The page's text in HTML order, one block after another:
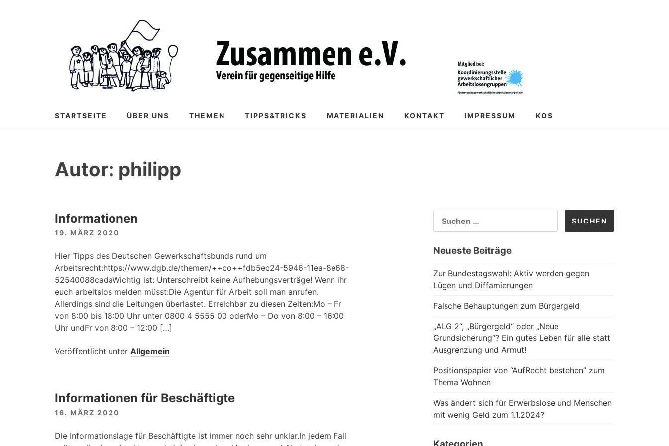
STARTSEITE ÜBER UNS THEMEN TIPPS&TRICKS MATERIALIEN KONTAKT IMPRESSUM KOS
Autor: philipp
Informationen
19. MÄRZ 2020
Hier Tipps des Deutschen Gewerkschaftsbunds rund um
Arbeitsrecht:https://www.dgb.de/themen/++co++fdb5ec24-5946-11ea-8e68-
52540088cadaWichtig ist: Unterschreibt keine Aufhebungsverträge! Wenn ihr
euch arbeitslos melden müsst:Die Agentur für Arbeit soll man anrufen.
Allerdings sind die Leitungen überlastet. Erreichbar zu diesen Zeiten:Mo – Fr
von 8:00 bis 18:00 Uhr unter 0800 4 5555 00 oderMo – Do von 8:00 – 16:00
Uhr undFr von 8:00 – 12:00 […]
Veröffentlicht unter Allgemein
Informationen für Beschäftigte
16. MÄRZ 2020
Die Informationslage für Beschäftigte ist immer noch sehr unklar.In jedem Fall
NACH:
Neueste Beiträge
Zur Bundestagswahl: Aktiv werden gegen
Lügen und Diffamierungen
Falsche Behauptungen zum Bürgergeld
„ALG 2“, „Bürgergeld“ oder „Neue
Grundsicherung“? Ein gutes Leben für alle statt
Ausgrenzung und Armut!
Positionspapier von “AufRecht bestehen” zum
Thema Wohnen
Was ändert sich für Erwerbslose und Menschen
mit wenig Geld zum 1.1.2024?
Kategorien